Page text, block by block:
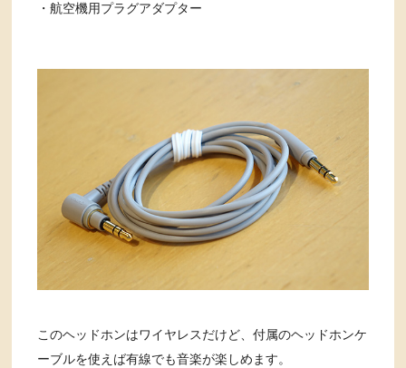
・航空機用プラグアダプター
このヘッドホンはワイヤレスだけど、付属のヘッドホンケ
ーブルを使えば有線でも音楽が楽しめます。